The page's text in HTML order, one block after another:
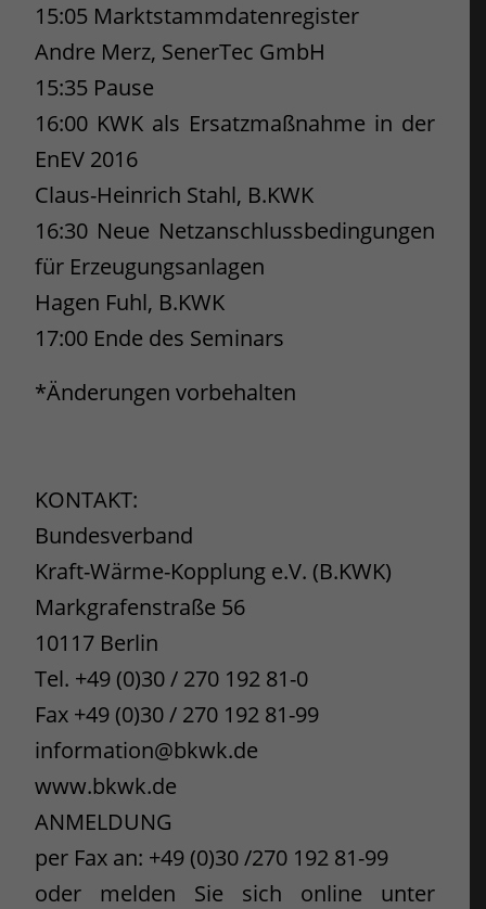
15:05 Marktstammdatenregister
Andre Merz, SenerTec GmbH
15:35 Pause
16:00 KWK als Ersatzmaßnahme in der
EnEV 2016
Claus-Heinrich Stahl, B.KWK
16:30 Neue Netzanschlussbedingungen
für Erzeugungsanlagen
Hagen Fuhl, B.KWK
17:00 Ende des Seminars
*Änderungen vorbehalten
KONTAKT:
Bundesverband
Kraft-Wärme-Kopplung e.V. (B.KWK)
Markgrafenstraße 56
10117 Berlin
Tel. +49 (0)30 / 270 192 81-0
Fax +49 (0)30 / 270 192 81-99
information@bkwk.de
www.bkwk.de
ANMELDUNG
per Fax an: +49 (0)30 /270 192 81-99
oder melden Sie sich online unter